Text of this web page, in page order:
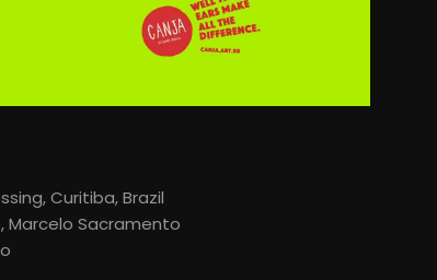
Curitiba, Brazil
Marcelo Sacramento